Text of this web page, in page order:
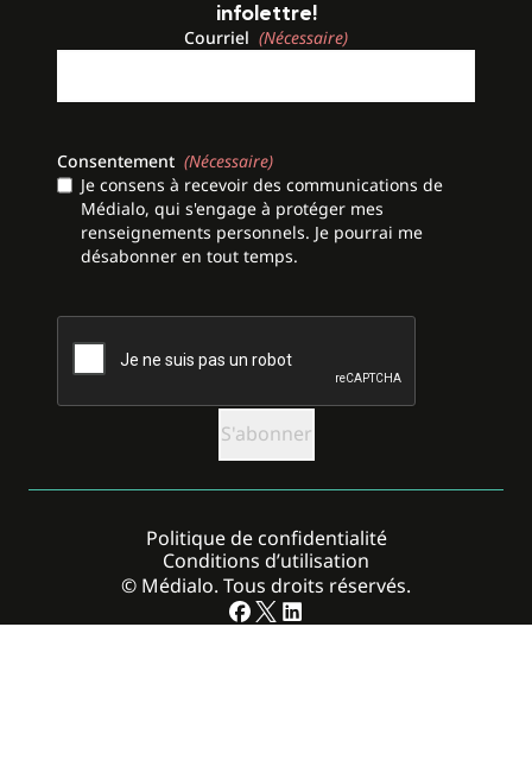
infolettre!
Courriel (Nécessaire)
Consentement (Nécessaire)
Je consens à recevoir des communications de
Médialo, qui s'engage à protéger mes
renseignements personnels. Je pourrai me
désabonner en tout temps.
CAPTCHA
© Médialo. Tous droits réservés.
Politique de confidentialité
Conditions d’utilisation